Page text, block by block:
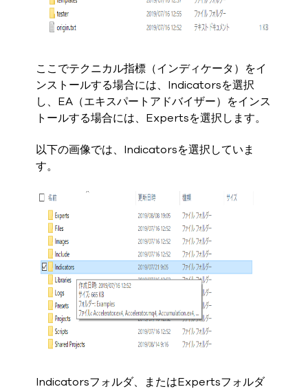
ここでテクニカル指標（インディケータ）をイ
ンストールする場合には、Indicatorsを選択
し、EA（エキスパートアドバイザー）をインス
トールする場合には、Expertsを選択します。
以下の画像では、Indicatorsを選択していま
す。
Indicatorsフォルダ、またはExpertsフォルダ